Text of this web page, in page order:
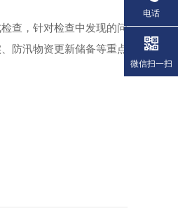
查，针对检查中发现的问
防汛物资更新储备等重点
电话
微信扫一扫